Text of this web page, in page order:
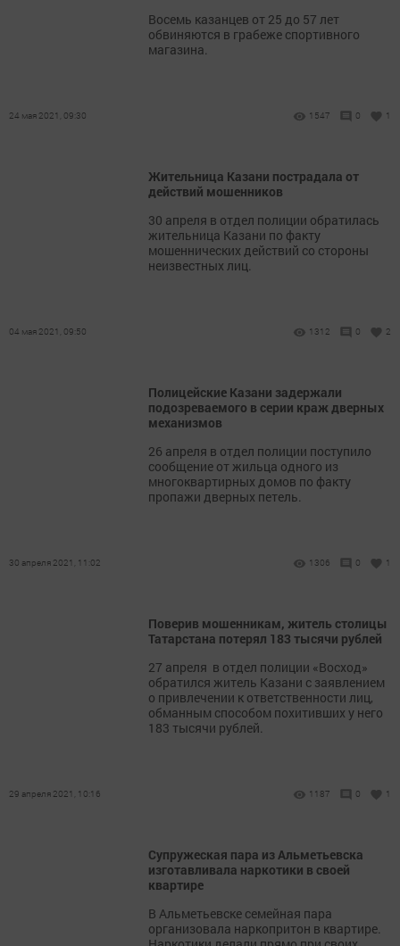
​​​​​​​Восемь казанцев от 25 до 57 лет
обвиняются в грабеже спортивного
магазина.
24 мая 2021, 09:30 1547 0 1
Жительница Казани пострадала от
действий мошенников
​​​​​​​30 апреля в отдел полиции обратилась
жительница Казани по факту
мошеннических действий со стороны
неизвестных лиц.
04 мая 2021, 09:50 1312 0 2
Полицейские Казани задержали
подозреваемого в серии краж дверных
механизмов
26 апреля в отдел полиции поступило
сообщение от жильца одного из
многоквартирных домов по факту
пропажи дверных петель.
30 апреля 2021, 11:02 1306 0 1
Поверив мошенникам, житель столицы
Татарстана потерял 183 тысячи рублей
​​​​​​​27 апреля в отдел полиции «Восход»
обратился житель Казани с заявлением
о привлечении к ответственности лиц,
обманным способом похитивших у него
183 тысячи рублей.
29 апреля 2021, 10:16 1187 0 1
Супружеская пара из Альметьевска
изготавливала наркотики в своей
квартире
​​​​​​​В Альметьевске семейная пара
организовала наркопритон в квартире.